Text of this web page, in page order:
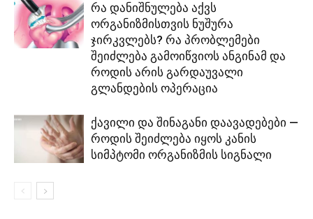
რა დანიშნულება აქვს
ორგანიზმისთვის ნუშურა
ჯირკვლებს? რა პრობლემები
შეიძლება გამოიწვიოს ანგინამ და
როდის არის გარდაუვალი
გლანდების ოპერაცია
ქავილი და შინაგანი დაავადებები —
როდის შეიძლება იყოს კანის
სიმპტომი ორგანიზმის სიგნალი